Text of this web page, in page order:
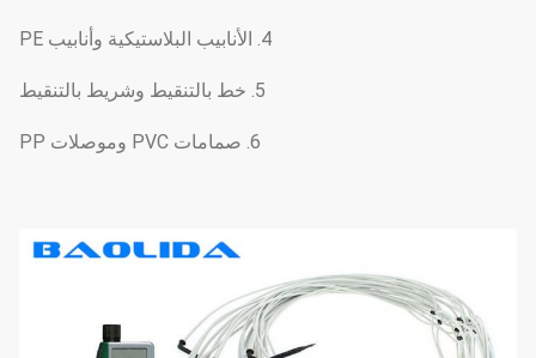
4. الأنابيب البلاستيكية وأنابيب PE
5. خط بالتنقيط وشريط بالتنقيط
6. صمامات PVC وموصلات PP